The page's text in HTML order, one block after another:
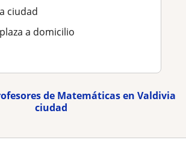
ciudad
a domicilio
de Matemáticas en Valdivia
ciudad